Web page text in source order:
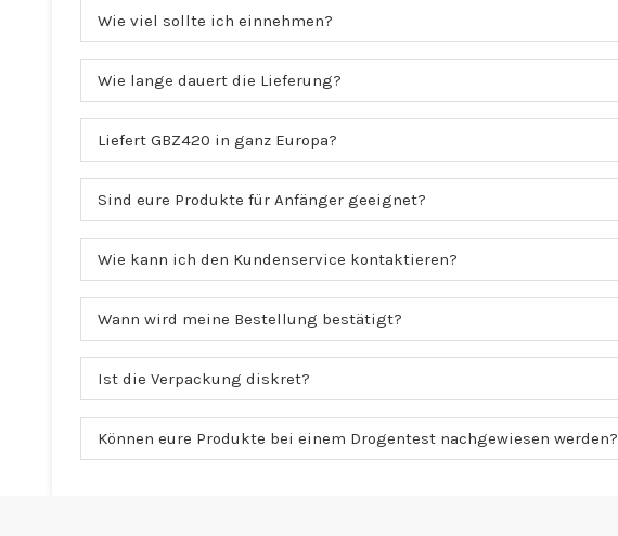
Wie viel sollte ich einnehmen?
Wie lange dauert die Lieferung?
Liefert GBZ420 in ganz Europa?
Sind eure Produkte für Anfänger geeignet?
Wie kann ich den Kundenservice kontaktieren?
Wann wird meine Bestellung bestätigt?
Ist die Verpackung diskret?
Können eure Produkte bei einem Drogentest nachgewiesen werden?